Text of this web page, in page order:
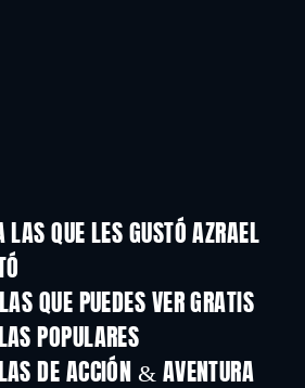
QUE LES GUSTÓ AZRAEL
QUE PUEDES VER GRATIS
POPULARES
DE ACCIÓN & AVENTURA